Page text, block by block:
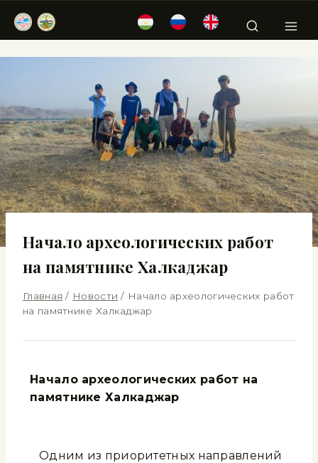
Начало археологических работ
на памятнике Халкаджар
Главная / Новости / Начало археологических работ
на памятнике Халкаджар
Начало археологических работ на
памятнике Халкаджар
Одним из приоритетных направлений